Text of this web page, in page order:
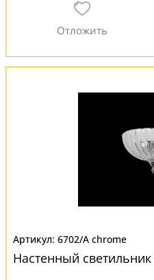
6702/А chrome
Настенный